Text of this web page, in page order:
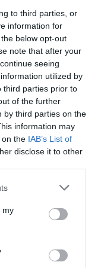
to third parties, or
information for
below opt-out
note that after your
seeing
utilized by
third parties prior to
of the further
by third parties on the
information may
on the IAB’s List of
disclose it to other
my
(σε ισπανικά και
και ο Sergio
με τον
της
τη Μνήμη και τη
το βασικό θέμα
πραγματικότητα
Española, των
Κολομβίας στη
Ελλάδα, του